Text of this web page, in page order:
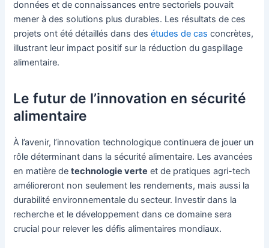
données et de connaissances entre sectoriels pouvait
mener à des solutions plus durables. Les résultats de ces
projets ont été détaillés dans desétudes de cas concrètes,
illustrant leur impact positif sur la réduction du gaspillage
alimentaire.
Le futur de l’innovation en sécurité
alimentaire
À l’avenir, l’innovation technologique continuera de jouer un
rôle déterminant dans la sécurité alimentaire. Les avancées
en matière detechnologie verte et de pratiques agri-tech
amélioreront non seulement les rendements, mais aussi la
durabilité environnementale du secteur. Investir dans la
recherche et le développement dans ce domaine sera
crucial pour relever les défis alimentaires mondiaux.